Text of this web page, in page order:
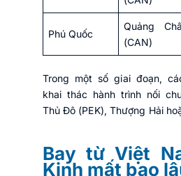
Phú Quốc
Quảng
(CAN)
Trong một số giai đoạn,
khai thác hành trình nối
Thủ Đô (PEK), Thượng Hải
Bay từ Việt
Kinh mất bao